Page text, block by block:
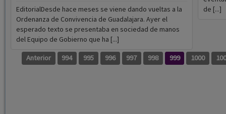
EditorialDesde hace meses se viene dando vueltas a la
Ordenanza de Convivencia de Guadalajara. Ayer el
esperado texto se presentaba en sociedad de manos
del Equipo de Gobierno que ha [...]
de [...]
Anterior 994 995 996 997 998 999 1000